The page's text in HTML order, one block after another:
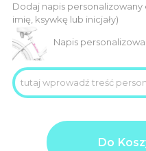
Dodaj napis
imię, ksywkę lub inicjały)
Napis
Product
price
Do